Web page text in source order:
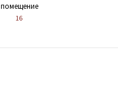
помещение
16